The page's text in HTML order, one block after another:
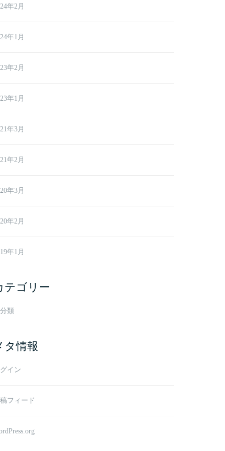
年2月
年1月
年2月
年1月
年3月
年2月
年3月
年2月
年1月
テゴリー
類
タ情報
イン
フィード